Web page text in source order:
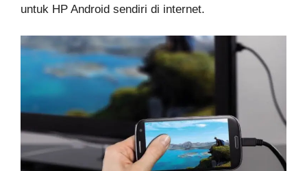
untuk HP Android sendiri di internet.